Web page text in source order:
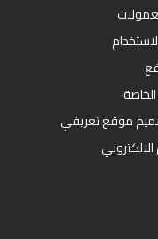
موقع تعريفي